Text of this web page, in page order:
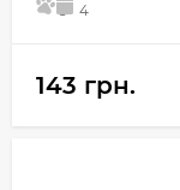
5 4
143 грн.